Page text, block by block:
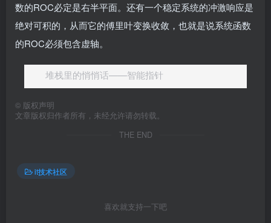
数的ROC必定是右半平面。还有一个稳定系统的冲激响应是
绝对可积的，从而它的傅里叶变换收敛，也就是说系统函数
的ROC必须包含虚轴。
堆栈里的悄悄话——智能指针
© 版权声明
文章版权归作者所有，未经允许请勿转载。
THE END
it技术社区
喜欢就支持一下吧